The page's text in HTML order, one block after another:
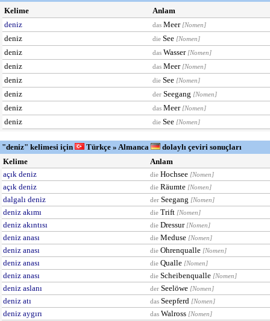
Kelime
Anlam
deniz
das Meer [Nomen]
deniz die See [Nomen]
deniz das Wasser [Nomen]
deniz das Meer [Nomen]
deniz die See [Nomen]
deniz der Seegang [Nomen]
deniz das Meer [Nomen]
deniz die See [Nomen]
"deniz" kelimesi için Türkçe » Almanca
dolaylı çeviri sonuçları
Kelime
Anlam
açık deniz
die Hochsee [Nomen]
açık deniz die Räumte [Nomen]
dalgalı deniz der Seegang [Nomen]
deniz akımı die Trift [Nomen]
deniz akıntısı die Dressur [Nomen]
deniz anası die Meduse [Nomen]
deniz anası die Ohrenqualle [Nomen]
deniz anası die Qualle [Nomen]
deniz anası die Scheibenqualle [Nomen]
deniz aslanı der Seelöwe [Nomen]
deniz atı das Seepferd [Nomen]
deniz aygırı das Walross [Nomen]